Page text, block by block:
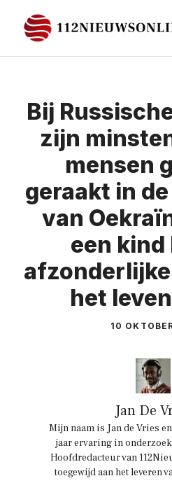
naar
de
Bij
zijn
mensen
geraakt in
van
een kind
het
10
Jan De
Mijn naam is Jan de Vries
jaar ervaring in
Hoofdredacteur van
toegewijd aan het leveren